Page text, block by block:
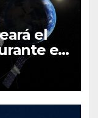
el
el
la